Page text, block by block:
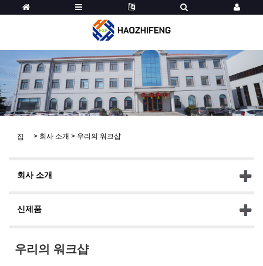
집 > 회사 소개 > 우리의 워크샵
회사 소개
신제품
우리의 워크샵